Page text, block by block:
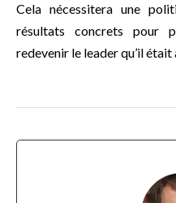
Cela nécessitera une
résultats concrets pour
redevenir le leader qu’il